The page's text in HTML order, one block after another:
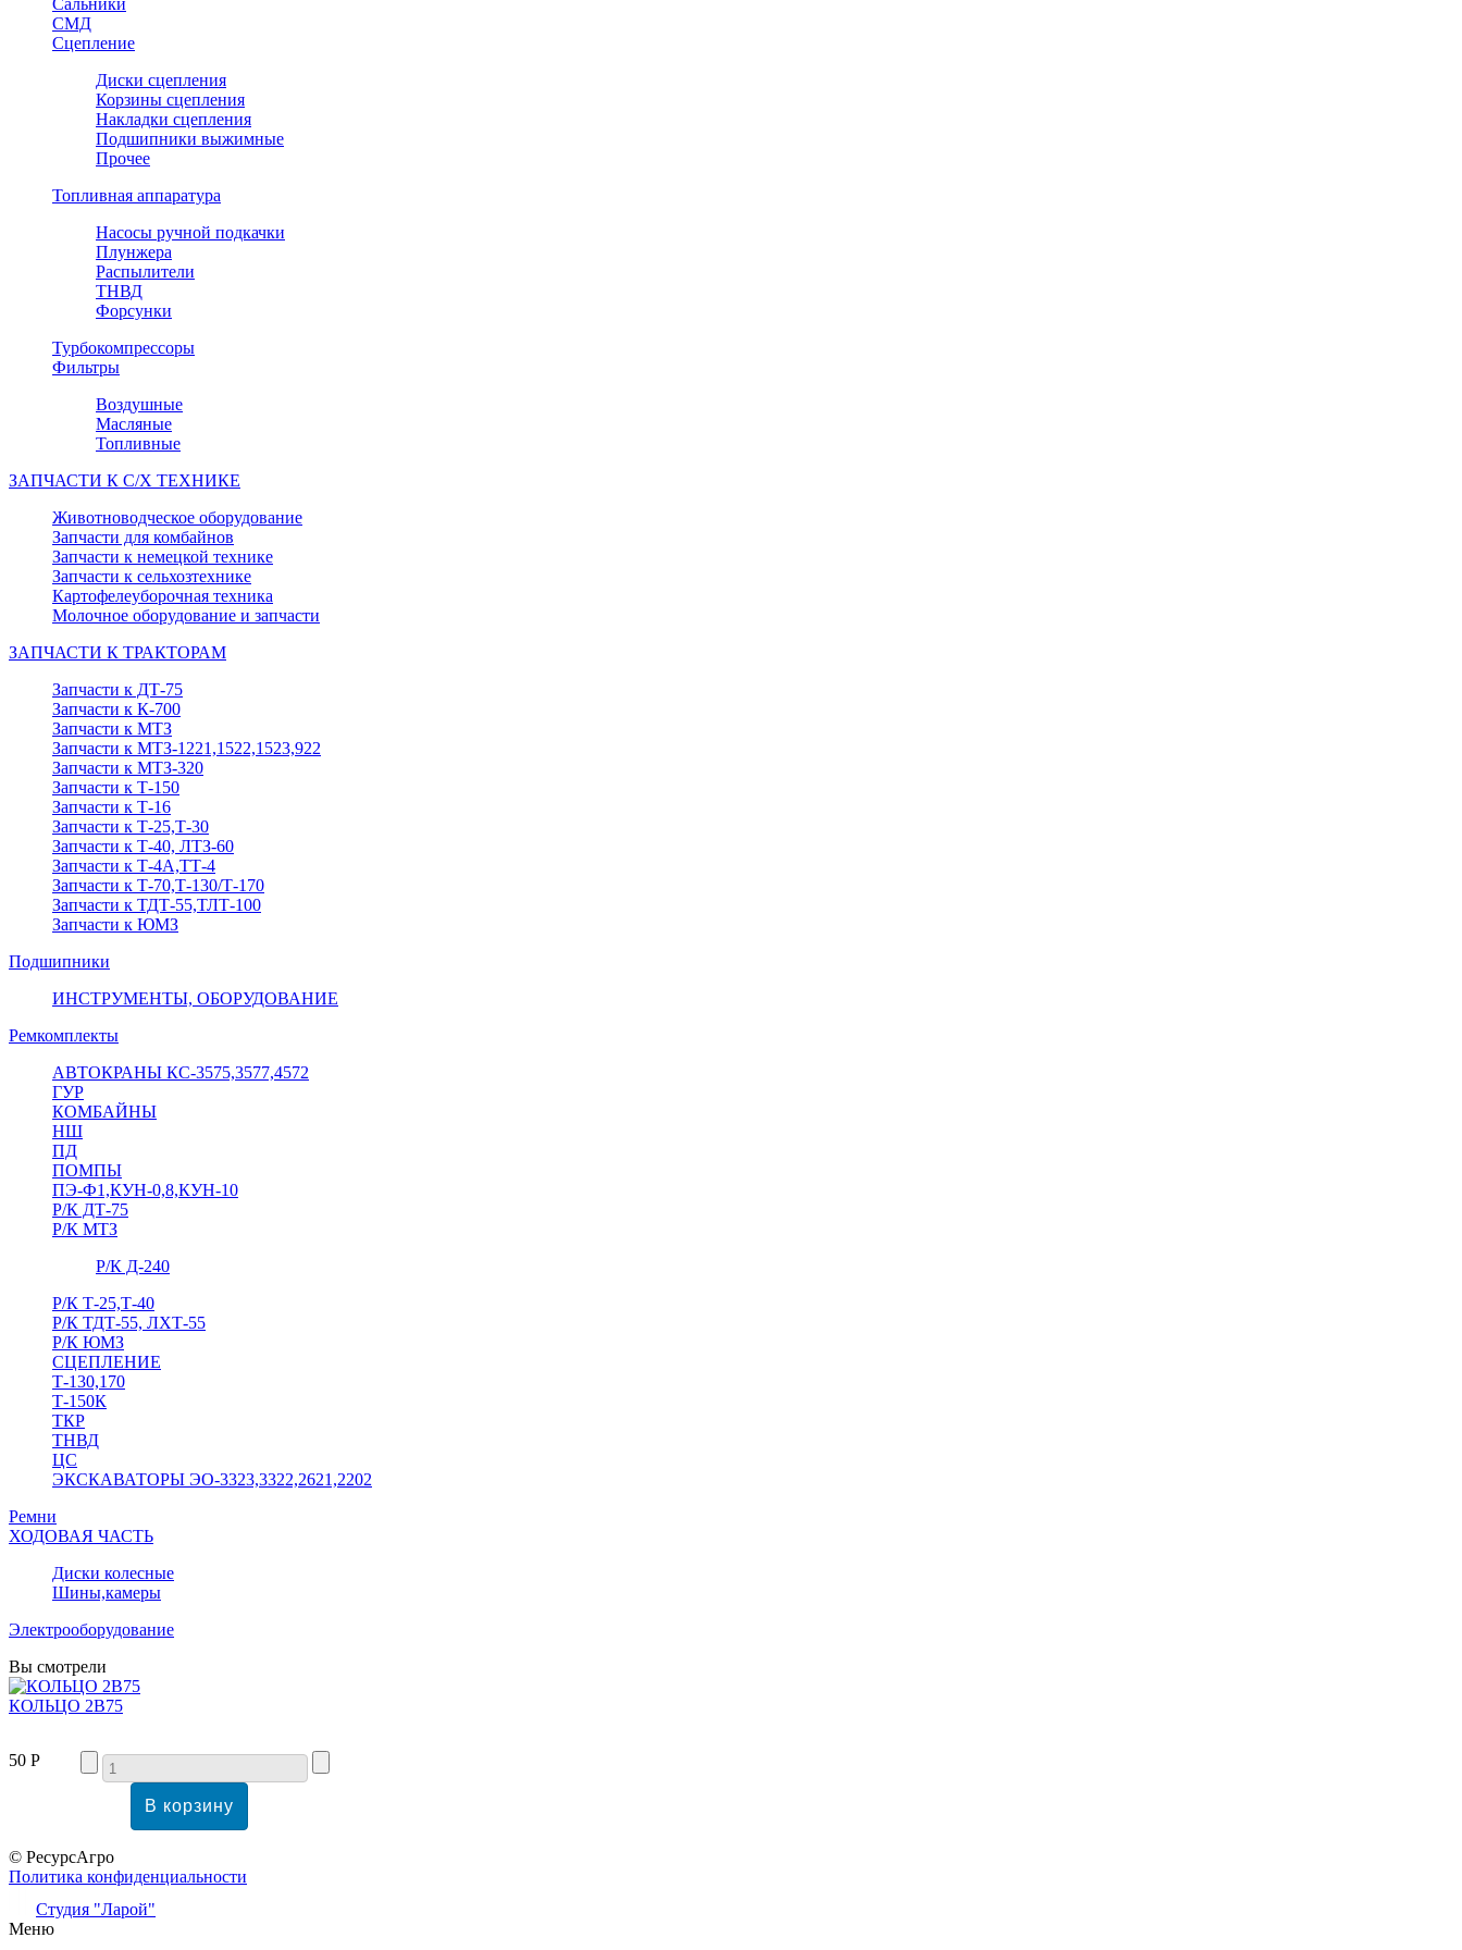
Сальники
СМД
Сцепление
Диски сцепления
Корзины сцепления
Накладки сцепления
Подшипники выжимные
Прочее
Топливная аппаратура
Насосы ручной подкачки
Плунжера
Распылители
ТНВД
Форсунки
Турбокомпрессоры
Фильтры
Воздушные
Масляные
Топливные
ЗАПЧАСТИ К С/Х ТЕХНИКЕ
Животноводческое оборудование
Запчасти для комбайнов
Запчасти к немецкой технике
Запчасти к сельхозтехнике
Картофелеуборочная техника
Молочное оборудование и запчасти
ЗАПЧАСТИ К ТРАКТОРАМ
Запчасти к ДТ-75
Запчасти к К-700
Запчасти к МТЗ
Запчасти к МТЗ-1221,1522,1523,922
Запчасти к МТЗ-320
Запчасти к Т-150
Запчасти к Т-16
Запчасти к Т-25,Т-30
Запчасти к Т-40, ЛТЗ-60
Запчасти к Т-4А,ТТ-4
Запчасти к Т-70,Т-130/Т-170
Запчасти к ТДТ-55,ТЛТ-100
Запчасти к ЮМЗ
Подшипники
ИНСТРУМЕНТЫ, ОБОРУДОВАНИЕ
Ремкомплекты
АВТОКРАНЫ КС-3575,3577,4572
ГУР
КОМБАЙНЫ
НШ
ПД
ПОМПЫ
ПЭ-Ф1,КУН-0,8,КУН-10
Р/К ДТ-75
Р/К МТЗ
Р/К Д-240
Р/К Т-25,Т-40
Р/К ТДТ-55, ЛХТ-55
Р/К ЮМЗ
СЦЕПЛЕНИЕ
Т-130,170
Т-150К
ТКР
ТНВД
ЦС
ЭКСКАВАТОРЫ ЭО-3323,3322,2621,2202
Ремни
ХОДОВАЯ ЧАСТЬ
Диски колесные
Шины,камеры
Электрооборудование
Вы смотрели
КОЛЬЦО 2В75
50 Р
© РесурсАгро
Политика конфиденциальности
Студия "Ларой"
Меню